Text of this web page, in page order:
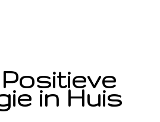
in Huis